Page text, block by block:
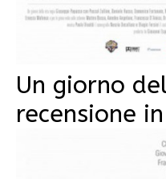
Un giorno
recensione